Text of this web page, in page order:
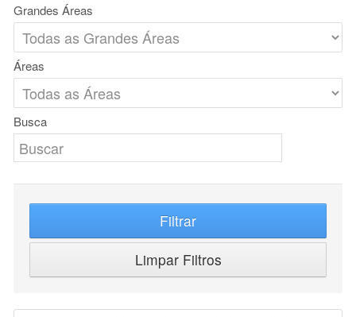
Grandes Áreas
Áreas
Busca
Filtrar
Limpar Filtros